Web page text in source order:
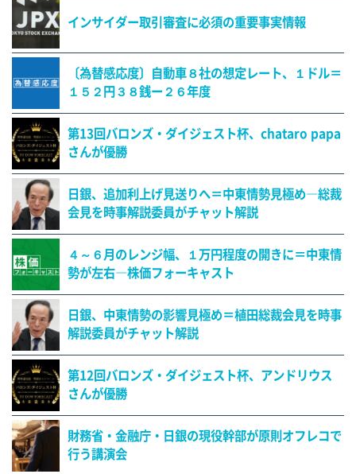
インサイダー取引審査に必須の重要事実情報
〔為替感応度〕自動車８社の想定レート、１ドル＝
１５２円３８銭ー２６年度
第13回バロンズ・ダイジェスト杯、chataro papa
さんが優勝
日銀、追加利上げ見送りへ＝中東情勢見極め―総裁
会見を時事解説委員がチャット解説
４～６月のレンジ幅、１万円程度の開きに＝中東情
勢が左右―株価フォーキャスト
日銀、中東情勢の影響見極め＝植田総裁会見を時事
解説委員がチャット解説
第12回バロンズ・ダイジェスト杯、アンドリウス
さんが優勝
財務省・金融庁・日銀の現役幹部が原則オフレコで
行う講演会